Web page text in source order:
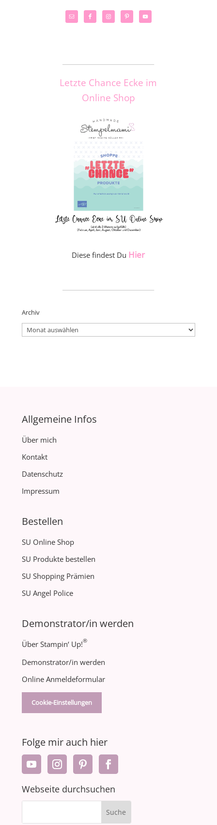
Letzte Chance Ecke im
Online Shop
Diese findest Du Hier
Archiv
Archiv
Allgemeine Infos
Über mich
Kontakt
Datenschutz
Impressum
Bestellen
SU Online Shop
SU Produkte bestellen
SU Shopping Prämien
SU Angel Police
Demonstrator/in werden
Über Stampin‘ Up!®
Demonstrator/in werden
Online Anmeldeformular
Cookie-Einstellungen
Folge mir auch hier
Webseite durchsuchen